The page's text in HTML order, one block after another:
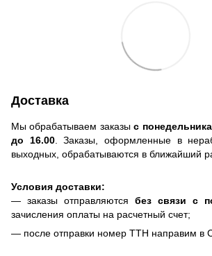
Доставка
Мы обрабатываем заказыс
до 16.00. Заказы, оформленные в
выходных, обрабатываются в ближайший
Условия доставки:
— заказы отправляются без связи с
зачисления оплаты на расчетный счет;
— после отправки номер ТТН направим в